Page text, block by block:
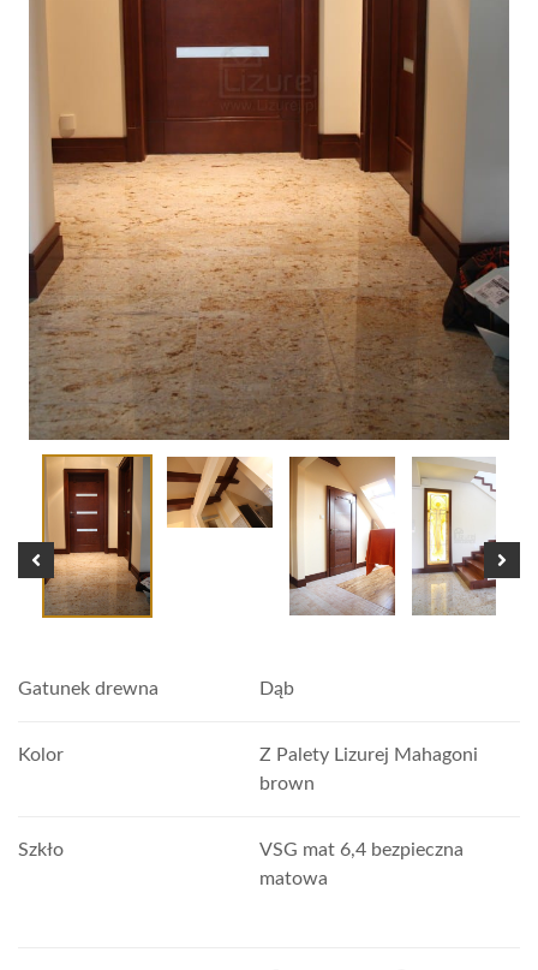
Gatunek drewna Dąb
Kolor
Z Palety Lizurej Mahagoni
brown
Szkło
VSG mat 6,4 bezpieczna
matowa